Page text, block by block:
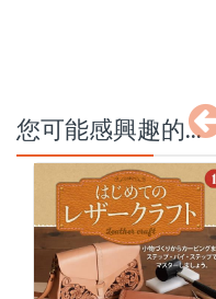
您可能感興趣的...